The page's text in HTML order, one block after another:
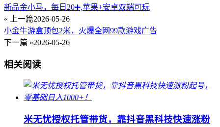
新品金小马，每日20➕,苹果+安卓双端可玩
« 上一篇2026-05-26
小金牛游盒顶包2米，火爆全网99款游戏广告
下一篇 »2026-05-26
相关阅读
米无忧授权托管带货，靠抖音黑科技快速涨粉